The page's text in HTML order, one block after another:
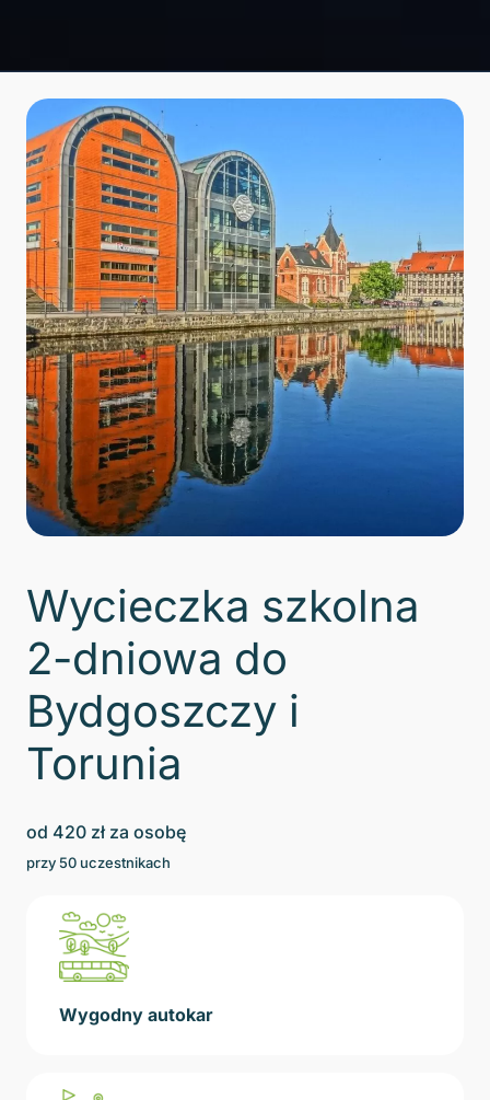
Wycieczka szkolna
2-dniowa do
Bydgoszczy i
Torunia
od 420 zł za osobę
przy50 uczestnikach
Wygodny autokar